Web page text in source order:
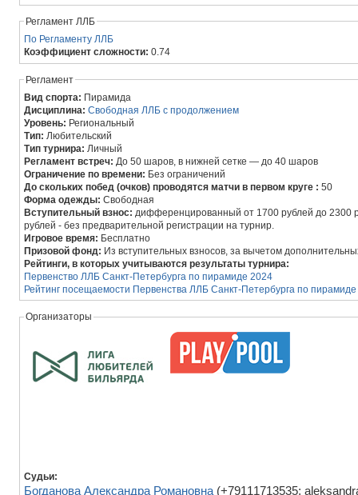
Регламент ЛЛБ
По Регламенту ЛЛБ
Коэффициент сложности:0.74
Регламент
Вид спорта: Пирамида
Дисциплина:Свободная ЛЛБ с продолжением
Уровень: Региональный
Тип: Любительский
Тип турнира: Личный
Регламент встреч: До 50 шаров, в нижней сетке — до 40 шаров
Ограничение по времени: Без ограничений
До скольких побед (очков) проводятся матчи в первом круге :50
Форма одежды:Свободная
Вступительный взнос: дифференцированный от 1700 рублей до 2300
рублей - без предварительной регистрации на турнир.
Игровое время: Бесплатно
Призовой фонд: Из вступительных взносов, за вычетом
Рейтинги, в которых учитываются результаты турнира:
Первенство ЛЛБ Санкт-Петербурга по пирамиде 2024
Рейтинг посещаемости Первенства ЛЛБ Санкт-Петербурга по
Организаторы
Судьи:
Богданова Александра Романовна(+79111713535;